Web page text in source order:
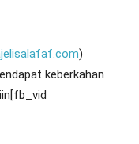
)
keberkahan